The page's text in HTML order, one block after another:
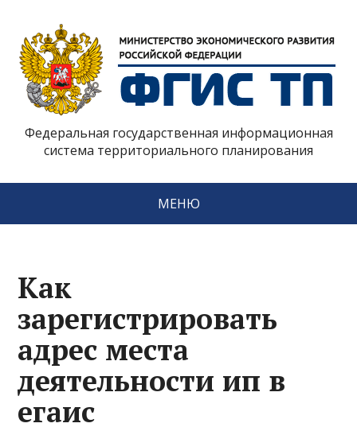
Федеральная государственная информационная
система территориального планирования
МЕНЮ
Как
зарегистрировать
адрес места
деятельности ип в
егаис